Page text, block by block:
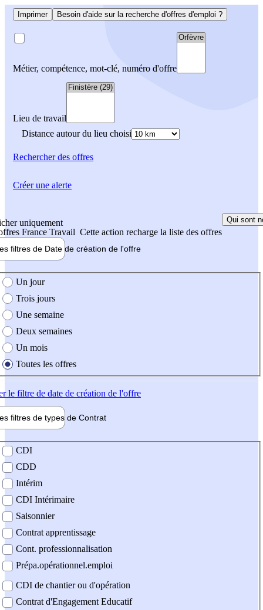
Imprimer Besoin d'aide sur la recherche d'offres d'emploi ?
Métier, compétence, mot-clé, numéro d'offre
Lieu de travail
Distance autour du lieu choisi
Rechercherdes offres
uniquement
France Travail Cette action recharge la liste des offres
Qui sont
filtres de Date de création de l'offre
création de l'offre
Un jour
Trois jours
Une semaine
Deux semaines
Un mois
Toutes les offres
le filtre de date de création de l'offre
filtres de types de Contrat
contrat
CDI
CDD
Intérim
CDI Intérimaire
Saisonnier
Contrat apprentissage
Cont. professionnalisation
Prépa.opérationnel.emploi
CDI de chantier ou d'opération
Contrat d'Engagement Educatif
Créer une alerte